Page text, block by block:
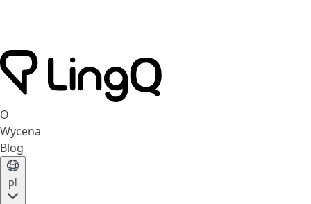
O
Wycena
Blog
pl